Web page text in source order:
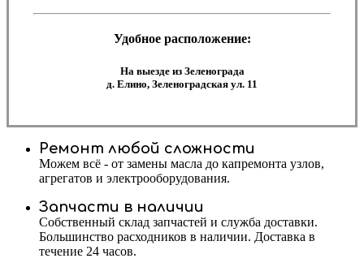
Удобное расположение:
На выезде из Зеленограда
д. Елино, Зеленоградская ул. 11
Ремонт любой сложности
Можем всё - от замены масла до капремонта узлов,
агрегатов и электрооборудования.
Запчасти в наличии
Собственный склад запчастей и служба доставки.
Большинство расходников в наличии. Доставка в
течение 24 часов.